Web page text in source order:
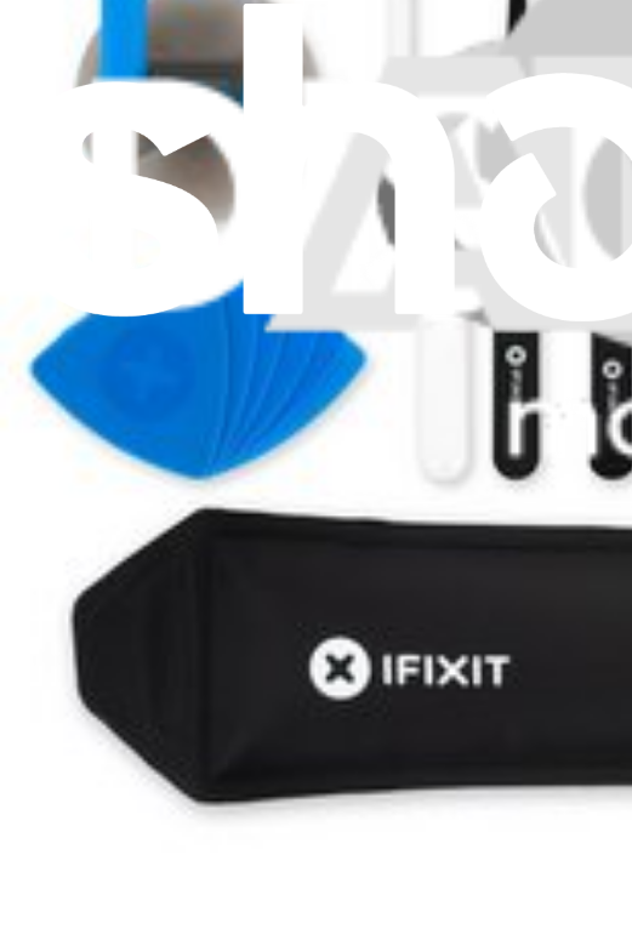
Je m'abonne à la newsletter
Apprenez quelque chose de nouveau chaque semaine
S'abonner
Lire d'abord les dernières éditions
Help translate